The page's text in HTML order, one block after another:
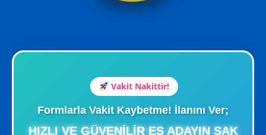
Vakit Nakittir!
Formlarla Vakit Kaybetme! İlanını Ver;
HIZLI VE GÜVENILIR EŞ ADAYIN ŞAK